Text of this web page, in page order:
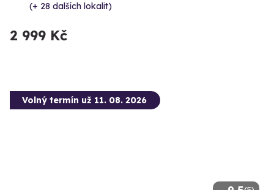
(+ 28 dalších lokalit)
2 999 Kč
Volný termín už 11. 08. 2026